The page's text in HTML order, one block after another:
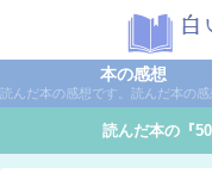
本の感想
読んだ本の『